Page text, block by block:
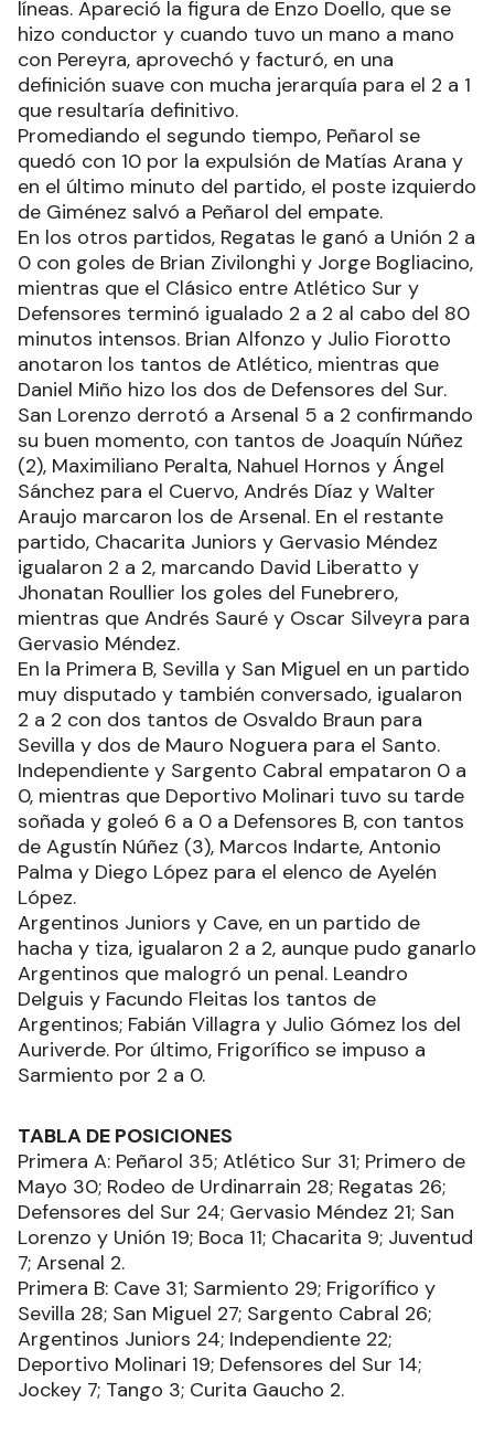
líneas. Apareció la figura de Enzo Doello, que se
hizo conductor y cuando tuvo un mano a mano
con Pereyra, aprovechó y facturó, en una
definición suave con mucha jerarquía para el 2 a 1
que resultaría definitivo.
Promediando el segundo tiempo, Peñarol se
quedó con 10 por la expulsión de Matías Arana y
en el último minuto del partido, el poste izquierdo
de Giménez salvó a Peñarol del empate.
En los otros partidos, Regatas le ganó a Unión 2 a
0 con goles de Brian Zivilonghi y Jorge Bogliacino,
mientras que el Clásico entre Atlético Sur y
Defensores terminó igualado 2 a 2 al cabo del 80
minutos intensos. Brian Alfonzo y Julio Fiorotto
anotaron los tantos de Atlético, mientras que
Daniel Miño hizo los dos de Defensores del Sur.
San Lorenzo derrotó a Arsenal 5 a 2 confirmando
su buen momento, con tantos de Joaquín Núñez
(2), Maximiliano Peralta, Nahuel Hornos y Ángel
Sánchez para el Cuervo, Andrés Díaz y Walter
Araujo marcaron los de Arsenal. En el restante
partido, Chacarita Juniors y Gervasio Méndez
igualaron 2 a 2, marcando David Liberatto y
Jhonatan Roullier los goles del Funebrero,
mientras que Andrés Sauré y Oscar Silveyra para
Gervasio Méndez.
En la Primera B, Sevilla y San Miguel en un partido
muy disputado y también conversado, igualaron
2 a 2 con dos tantos de Osvaldo Braun para
Sevilla y dos de Mauro Noguera para el Santo.
Independiente y Sargento Cabral empataron 0 a
0, mientras que Deportivo Molinari tuvo su tarde
soñada y goleó 6 a 0 a Defensores B, con tantos
de Agustín Núñez (3), Marcos Indarte, Antonio
Palma y Diego López para el elenco de Ayelén
López.
Argentinos Juniors y Cave, en un partido de
hacha y tiza, igualaron 2 a 2, aunque pudo ganarlo
Argentinos que malogró un penal. Leandro
Delguis y Facundo Fleitas los tantos de
Argentinos; Fabián Villagra y Julio Gómez los del
Auriverde. Por último, Frigorífico se impuso a
Sarmiento por 2 a 0.
TABLA DE POSICIONES
Primera A: Peñarol 35; Atlético Sur 31; Primero de
Mayo 30; Rodeo de Urdinarrain 28; Regatas 26;
Defensores del Sur 24; Gervasio Méndez 21; San
Lorenzo y Unión 19; Boca 11; Chacarita 9; Juventud
7; Arsenal 2.
Primera B: Cave 31; Sarmiento 29; Frigorífico y
Sevilla 28; San Miguel 27; Sargento Cabral 26;
Argentinos Juniors 24; Independiente 22;
Deportivo Molinari 19; Defensores del Sur 14;
Jockey 7; Tango 3; Curita Gaucho 2.